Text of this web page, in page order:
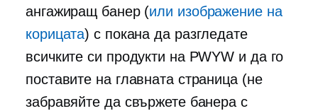
ангажиращ банер (или изображение на
корицата) с покана да разгледате
всичките си продукти на PWYW и да го
поставите на главната страница (не
забравяйте да свържете банера с